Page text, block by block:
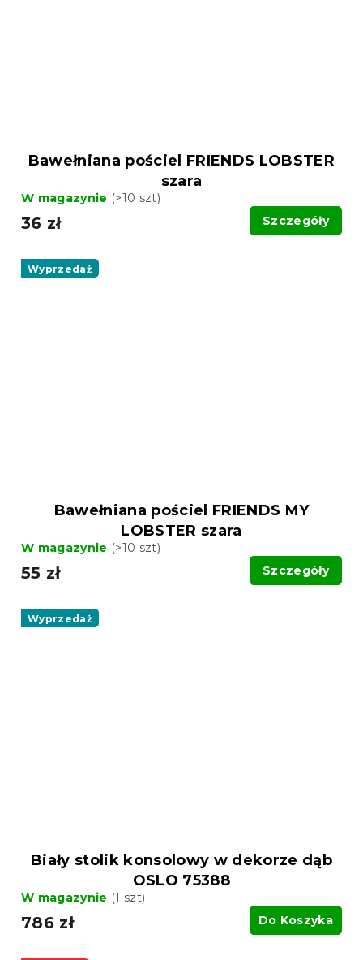
Bawełniana pościel FRIENDS LOBSTER
szara
W magazynie (>10 szt)
36 zł Szczegóły
Wyprzedaż
Bawełniana pościel FRIENDS MY
LOBSTER szara
W magazynie (>10 szt)
55 zł Szczegóły
Wyprzedaż
Biały stolik konsolowy w dekorze dąb
OSLO 75388
W magazynie (1 szt)
786 zł Do Koszyka